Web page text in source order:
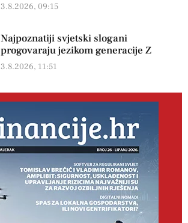
3.8.2026, 09:15
Najpoznatiji svjetski slogani
progovaraju jezikom generacije Z
3.8.2026, 11:51